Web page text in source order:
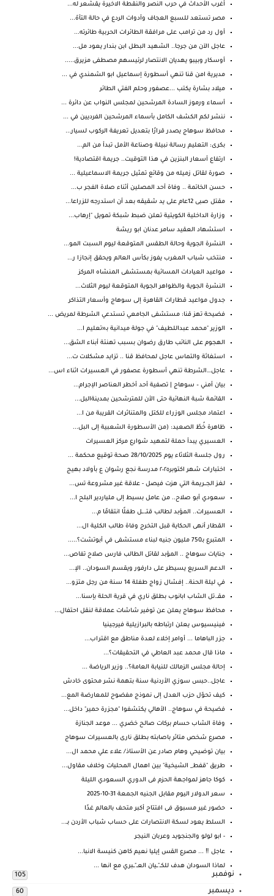
أغرب الأحداث في حرب النصر والنقطة الاخيرة يقشعر له...
مصر تستعد للسبع العجاف وأدوات الردع في حالة التأهّ...
أول رد من ترامب على مرافقة الطائرات الحربية طائرته...
عاجل الآن من جرجا.. الشهيد البطل ابن بندار يعود مل...
أوسكار وبيبو يهديان الانتصار لرئيسهم مصطفى مزيرق.....
مديرية امن قنا تنهي أسطورة إسماعيل ابو الشمندي في ...
ميلاد بشارة يكتب ...عصفور وحلم الفتي الطائر
أسماء ورموز السادة المرشحين لمجلس النواب عن دائرة ...
ننشر لكم الكشف الكامل بأسماء المرشحين الفرديين في ...
محافظ سوهاج يصدر قرارًا بتعديل تعريفة الركوب لسيار...
بكرى: التعليم رسالة نبيلة وصناعة الأمل تبدأ من الم...
ارتفاع أسعار البنزين في هذا التوقيت.. جريمة اقتصادية!
صورة لقاتل زميله من وقائع تمثيل جريمة الاسماعيلية ...
حسن الخاتمة .. وفاة أحد المصلين أثناء صلاة الفجر ب...
مقتل صبى 12عام على يد شقيقه بعد أن استدرجه للزراعا...
وزارة الداخلية الكويتية تعلن ضبط شبكة تمويل "إرهاب...
استشهاد العقيد سامر عدنان ابو ريشة
النشرة الجوية وحالة الطقس المتوقعة ليوم السبت المو...
منتخب شباب المغرب يفوز بكأس العالم ويحقق إنجازا ر...
مواعيد العيادات المسائية بمستشفى المنشاه المركز
النشرة الجوية والظواهر الجوية المتوقعة ليوم الثلاث...
جدول مواعيد قطارات القاهرة إلى سوهاج وأسعار التذاكر
فضيحة تهز قنا: مستشفى الجامعي تستدعي الشرطة لمريض ...
الوزير "محمد عبداللطيف" في جولة ميدانية بـ«تعليم ا...
الهجوم على النائب طارق رضوان بسبب تهنئة أبناء الشق...
استغاثة والتماس عاجل لمحافظ قنا .. تزايد مشكلات ت...
عاجل…الشرطة تنهي أسطورة عصفور في العسيرات اثناء اس...
بيان أمني – سوهاج | تصفية أحد أخطر العناصر الإجرام...
القائمة شبة النهائية حتى الأن للمترشحين بمدينةالبل...
اعتماد مجلس الوزراء للكتل والمتناثرات القريبة من ا...
ظاهرة خُطّ الصعيد: (من الأسطورة الشعبية إلى البل...
العسيري يبدأ حملة لتمهيد شوارع مركز العسيرات
رول جلسة الثلاثاء يوم 28/10/2025 صحة توقيع محكمة ...
اختبارات شهر اكتوبر٢٠٢٥ مدرسة نجع رشوان ع بأولاد بهيج
لغز الجـــريمة التي هزت فيصل - علاقة غير مشروعة تس...
سعودي أبو صلاح.. من عامل بسيط إلى ملياردير البلح ا...
العسيرات.. المؤبد لطالب قتــ.ــل طفلًا انتقامًا م...
القطار أنهى الحكاية قبل التخرج وفاة طالب الكلية ال...
المتبرع بـ750 مليون جنيه لبناء مستشفى في أبوتشت؟.....
جنايات سوهاج .. المؤبد لقاتل الطالب فارس صلاح تفاص...
الدعم السريع يسيطر على دارفور ويقسم السودان.. الإ...
في ليلة الحنة.. إفشال زواج طفلة 14 سنة من رجل متزو...
مقــ.تل الشاب ابانوب بطلق ناري في قرية الحلة بإسنا...
محافظ سوهاج يعلن عن توفير شاشات عملاقة لنقل احتفال...
فينيسيوس يعلن ارتباطه بالبرازيلية فيرجينيا
جزر الباهاما ... أوامر إخلاء لعدة مناطق مع اقتراب...
ماذا قال محمد عبد العاطي في التحقيقات؟...
إحالة مجلس الزمالك للنيابة العامة؟.. وزير الرياضة ...
عاجل..حبس سوزي الأردنية سنة بتهمة نشر محتوى خادش
كيف تحوّل حزب العدل إلى نموذج مفضوح للمعارضة المع...
فضيحة في سوهاج.. الأهالي يكتشفوا "مجزرة حمير" داخل...
وفاة الشاب حسام بركات صالح خضري ... موعد الجنازة
مصرع شخص متاثر باصابته بطلق نارى بالعسيرات سوهاج
بيان توضيحي وهام صادر عن الأستاذ/ علاء علي محمد ال...
طريق "قفط_ الشيخية" بين اهمال المحليات وخلاف مقاول...
كوكا جاهز لمواجهة الحزم فى الدوري السعودي الليلة
سعر الدولار اليوم مقابل الجنيه الجمعة 31-10-2025
حضور غير مسبوق فى افتتاح أكبر متحف بالعالم غدًا
السلط يعود لسكة الانتصارات على حساب شباب الأردن بـ...
- ابو لولو والجنجويد وعربان النيجر
عاجل ‼️ ... مصرع القس إيليا نعيم كاهن كنيسة الانبا...
لماذا السودان هدف للكــ"ــيان العــ"ــبري مع انها ...
نوفمبر 105
ديسمبر 60